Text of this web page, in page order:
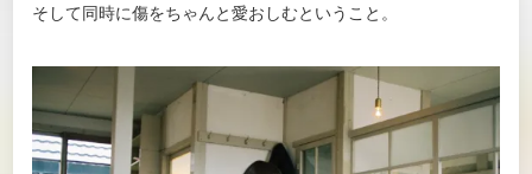
そして同時に傷をちゃんと愛おしむということ。